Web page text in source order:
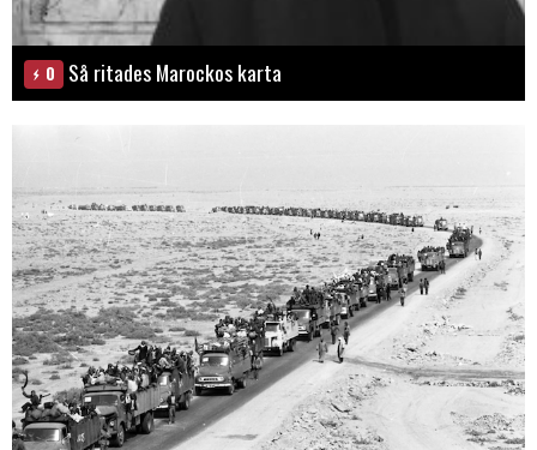
0 Så ritades Marockos karta